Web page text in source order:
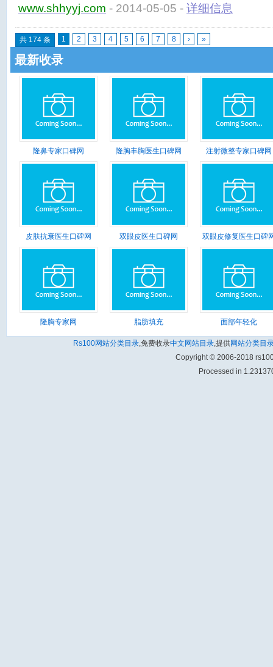
www.shhyyj.com - 2014-05-05 - 详细信息
共 174 条 1 2 3 4 5 6 7 8 › »
最新收录
隆鼻专家口碑网 隆胸丰胸医生口碑网 注射微整专家口碑网
皮肤抗衰医生口碑网 双眼皮医生口碑网 双眼皮修复医生口碑
隆胸专家网 脂肪填充 面部年轻化
Rs100网站分类目录,免费收录中文网站目录,提供网站分类目
Copyright © 2006-2018
Processed in